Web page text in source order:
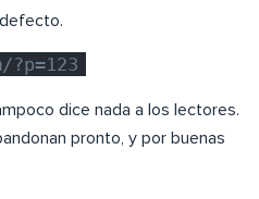
?p=123
dice nada a los lectores.
pronto, y por buenas